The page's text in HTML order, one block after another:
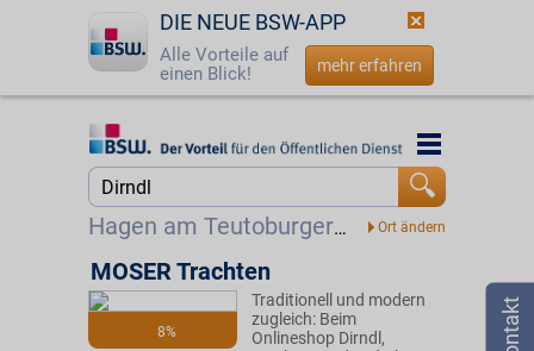
DIE NEUE BSW-APP
Alle Vorteile auf
einen Blick!
mehr erfahren
Startseite
☎ 0800 - 279 25 82
Hagen am Teutoburger Wald
Startseite
8%
MOSER Trachten
Traditionell und modern
zugleich: Beim
Onlineshop Dirndl,